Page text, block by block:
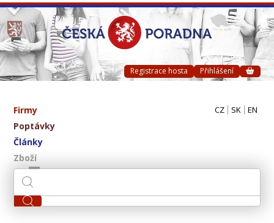
Registrace hosta Přihlášení
Firmy
Poptávky
Články
Zboží
CZ SK EN